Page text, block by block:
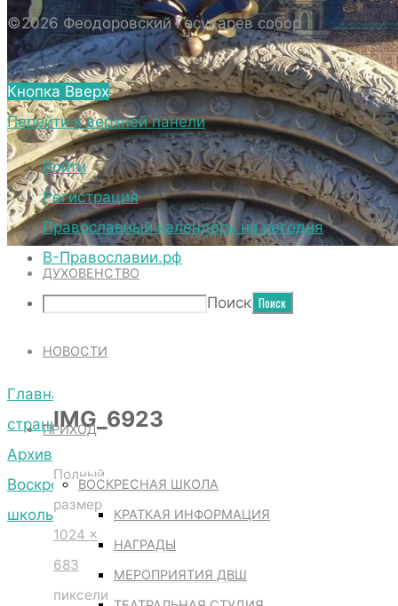
СВЯЩЕННОСЛУЖИТЕЛЕЙ СОБОРА.
ВНЕШНИЙ ВИД
ВНЕШНИЙ ВИД СОБОРА
ВЕРХНИЙ ХРАМ ФЕОДОРОВСКОГО
ГОСУДАРЕВА СОБОРА
НИЖНИЙ ХРАМ ФЕОДОРОВСКОГО
ГОСУДАРЕВА СОБОРА
ТЕРРИТОРИЯ СОБОРА
ДУХОВЕНСТВО
НОВОСТИ
ПРИХОД
ВОСКРЕСНАЯ ШКОЛА
КРАТКАЯ ИНФОРМАЦИЯ
НАГРАДЫ
МЕРОПРИЯТИЯ ДВШ
IMG_6923
Главная
страница
Архив
Воскресной
школы
IMG_6923
IMG_6923
Полный
размер
1024 ×
683
пиксели
©2026 Феодоровский Государев собор
Кнопка Вверх
Перейти к верхней панели
Войти
Регистрация
Православный календарь на сегодня
В-Православии.рф
Поиск